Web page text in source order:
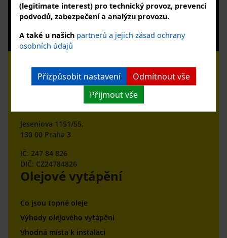
(legitimate interest) pro technický provoz, prevenci
podvodů, zabezpečení a analýzu provozu.
A také u našich partnerů a jejich zásad ochrany
osobních údajů
Přizpůsobit nastavení
Odmítnout vše
Přijmout vše
Souhlasím se zpracováním osobních údajů
Zobrazit zásady zpracování osobních údajů
Bohemian Oil s.r.o.
Jeseniova 1151/55,
130 00 Praha 3
IČ: 247 84 826
DIČ: CZ24784826
Olejové vytápění
Co jsou topné oleje
Výhody olejového vytápění
Vhodná místa k instalaci